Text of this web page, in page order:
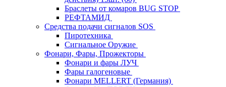
Браслеты от комаров BUG STOP
РЕФТАМИД
Средства подачи сигналов SOS
Пиротехника
Сигнальное Оружие
Фонари, Фары, Прожекторы
Фонари и фары ЛУЧ
Фары галогеновые
Фонари MELLERT (Германия)